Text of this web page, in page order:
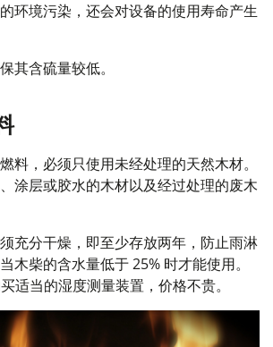
环境污染，还会对设备的使用寿命产生
其含硫量较低。
料，必须只使用未经处理的天然木材。
涂层或胶水的木材以及经过处理的废木
充分干燥，即至少存放两年，防止雨淋
木柴的含水量低于 25% 时才能使用。
适当的湿度测量装置，价格不贵。